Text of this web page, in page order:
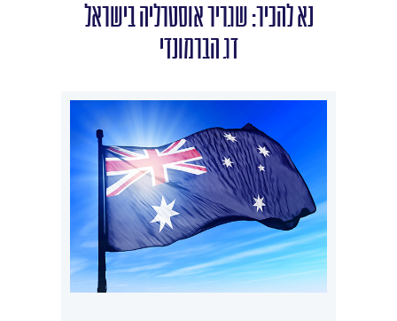
נא להכיר: שגריר אוסטרליה בישראל
דג הברמונדי